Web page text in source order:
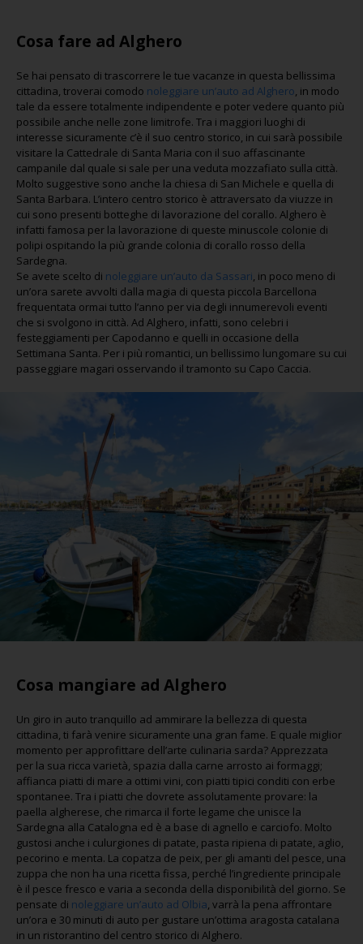
Cosa fare ad Alghero
Se hai pensato di trascorrere le tue vacanze in questa bellissima
cittadina, troverai comodo noleggiare un’auto ad Alghero, in modo
tale da essere totalmente indipendente e poter vedere quanto più
possibile anche nelle zone limitrofe. Tra i maggiori luoghi di
interesse sicuramente c’è il suo centro storico, in cui sarà possibile
visitare la Cattedrale di Santa Maria con il suo affascinante
campanile dal quale si sale per una veduta mozzafiato sulla città.
Molto suggestive sono anche la chiesa di San Michele e quella di
Santa Barbara. L’intero centro storico è attraversato da viuzze in
cui sono presenti botteghe di lavorazione del corallo. Alghero è
infatti famosa per la lavorazione di queste minuscole colonie di
polipi ospitando la più grande colonia di corallo rosso della
Sardegna.
Se avete scelto di noleggiare un’auto da Sassari, in poco meno di
un’ora sarete avvolti dalla magia di questa piccola Barcellona
frequentata ormai tutto l’anno per via degli innumerevoli eventi
che si svolgono in città. Ad Alghero, infatti, sono celebri i
festeggiamenti per Capodanno e quelli in occasione della
Settimana Santa. Per i più romantici, un bellissimo lungomare su cui
passeggiare magari osservando il tramonto su Capo Caccia.
Cosa mangiare ad Alghero
Un giro in auto tranquillo ad ammirare la bellezza di questa
cittadina, ti farà venire sicuramente una gran fame. E quale miglior
momento per approfittare dell’arte culinaria sarda? Apprezzata
per la sua ricca varietà, spazia dalla carne arrosto ai formaggi;
affianca piatti di mare a ottimi vini, con piatti tipici conditi con erbe
spontanee. Tra i piatti che dovrete assolutamente provare: la
paella algherese, che rimarca il forte legame che unisce la
Sardegna alla Catalogna ed è a base di agnello e carciofo. Molto
gustosi anche i culurgiones di patate, pasta ripiena di patate, aglio,
pecorino e menta. La copatza de peix, per gli amanti del pesce, una
zuppa che non ha una ricetta fissa, perché l’ingrediente principale
è il pesce fresco e varia a seconda della disponibilità del giorno. Se
pensate di noleggiare un’auto ad Olbia, varrà la pena affrontare
un’ora e 30 minuti di auto per gustare un’ottima aragosta catalana
in un ristorantino del centro storico di Alghero.